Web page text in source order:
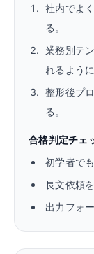
社内でよ
る。
業務別テ
れるように
整形後プ
る。
合格判定チェ
初学者で
長文依頼
出力フォ